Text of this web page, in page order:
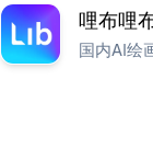
哩布哩
国内AI绘